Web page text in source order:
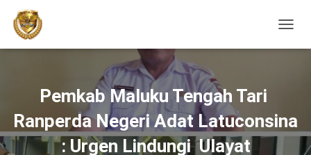
Pemkab Maluku Tengah Tari
Ranperda Negeri Adat Latuconsina
: Urgen Lindungi Ulayat